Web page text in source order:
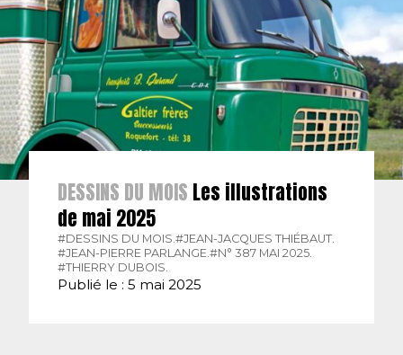
DESSINS DU MOIS Les illustrations
de mai 2025
#DESSINS DU MOIS. #JEAN-JACQUES THIÉBAUT.
#JEAN-PIERRE PARLANGE. #N° 387 MAI 2025.
#THIERRY DUBOIS.
Publié le : 5 mai 2025